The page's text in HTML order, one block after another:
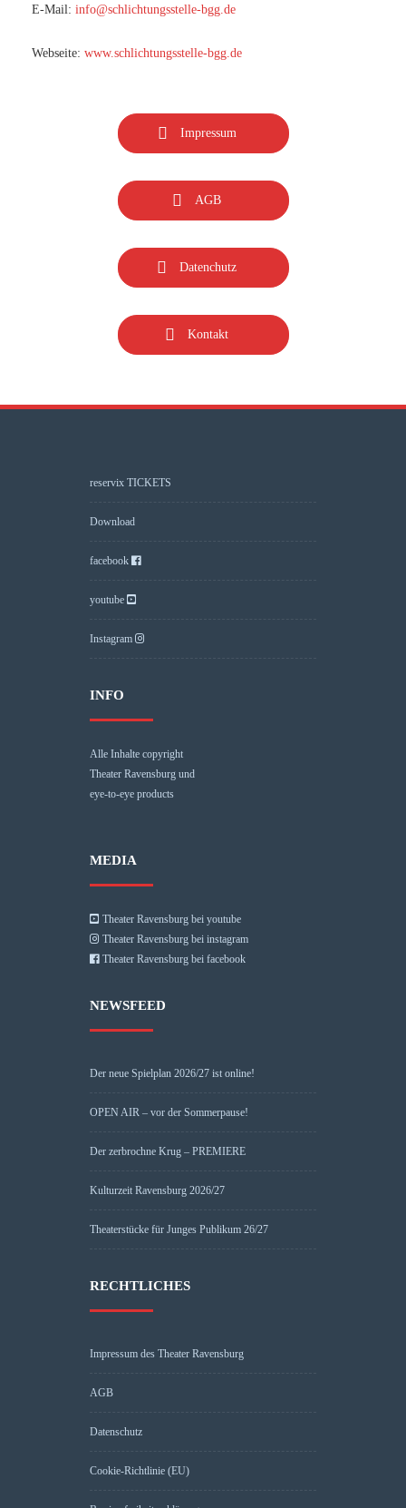
E-Mail: info@schlichtungsstelle-bgg.de
Webseite: www.schlichtungsstelle-bgg.de
Impressum
AGB
Datenchutz
Kontakt
reservix TICKETS
Download
facebook
youtube
Instagram
INFO
Alle Inhalte copyright
Theater Ravensburg und
eye-to-eye products
MEDIA
Theater Ravensburg bei youtube
Theater Ravensburg bei instagram
Theater Ravensburg bei facebook
NEWSFEED
Der neue Spielplan 2026/27 ist online!
OPEN AIR – vor der Sommerpause!
Der zerbrochne Krug – PREMIERE
Kulturzeit Ravensburg 2026/27
Theaterstücke für Junges Publikum 26/27
RECHTLICHES
Impressum des Theater Ravensburg
AGB
Datenschutz
Cookie-Richtlinie (EU)